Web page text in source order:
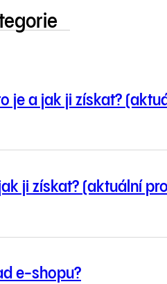
je a jak ji získat?
ji získat? (aktuální
e-shopu?